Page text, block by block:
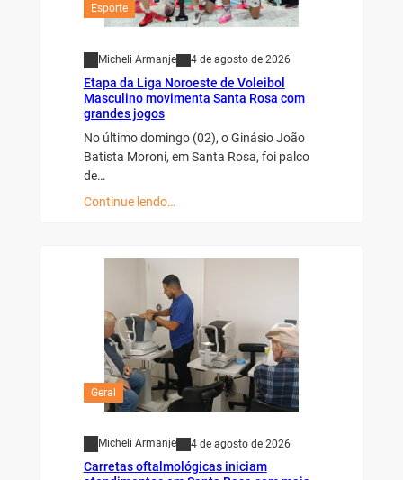
Esporte
Micheli Armanje 4 de agosto de 2026
Etapa da Liga Noroeste de Voleibol
Masculino movimenta Santa Rosa com
grandes jogos
No último domingo (02), o Ginásio João
Batista Moroni, em Santa Rosa, foi palco
de…
Continue lendo…
Geral
Micheli Armanje 4 de agosto de 2026
Carretas oftalmológicas iniciam